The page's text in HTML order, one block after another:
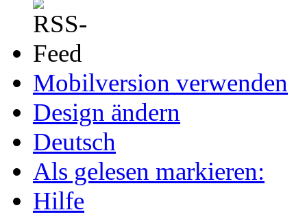
Mobilversion verwenden
Design ändern
Deutsch
Als gelesen markieren:
Hilfe